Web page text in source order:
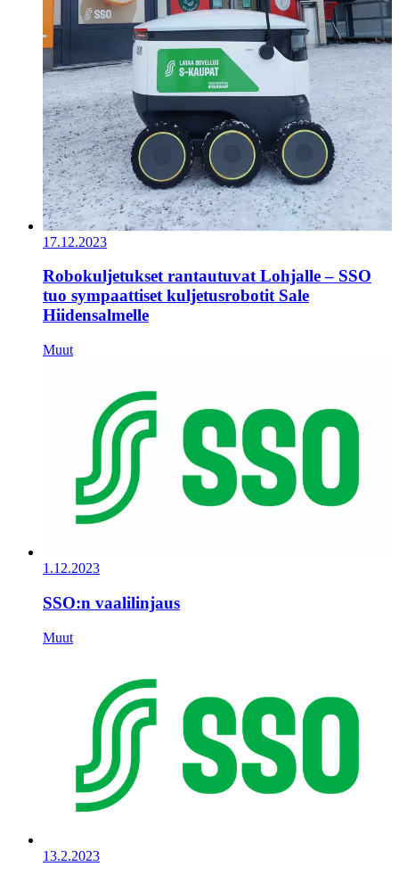
17.12.2023
Robokuljetukset rantautuvat Lohjalle – SSO
tuo sympaattiset kuljetusrobotit Sale
Hiidensalmelle
Muut
1.12.2023
SSO:n vaalilinjaus
Muut
13.2.2023